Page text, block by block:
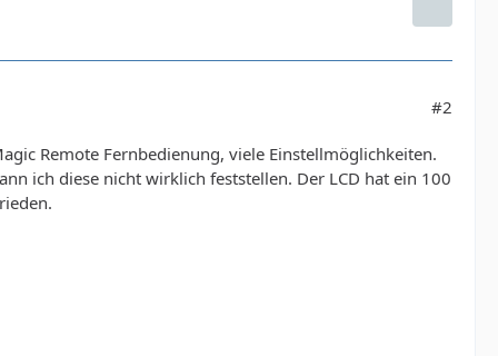
#2
Remote Fernbedienung, viele Einstellmöglichkeiten.
ich diese nicht wirklich feststellen. Der LCD hat ein 100